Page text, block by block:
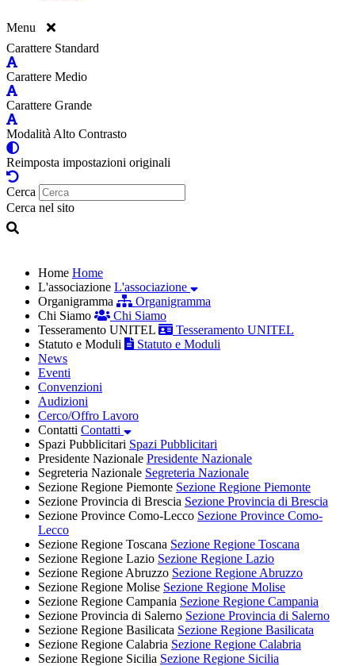
Menu
Carattere Standard
Carattere Medio
Carattere Grande
Modalità Alto Contrasto
Reimposta impostazioni originali
Cerca
Cerca nel sito
Home Home
L'associazione L'associazione
Organigramma
Organigramma
Chi Siamo
Chi Siamo
Tesseramento UNITEL
Tesseramento UNITEL
Statuto e Moduli
Statuto e Moduli
News
Eventi
Convenzioni
Audizioni
Cerco/Offro Lavoro
Contatti Contatti
Spazi Pubblicitari Spazi Pubblicitari
Presidente Nazionale Presidente Nazionale
Segreteria Nazionale Segreteria Nazionale
Sezione Regione Piemonte Sezione Regione Piemonte
Sezione Provincia di Brescia Sezione Provincia di Brescia
Sezione Province Como-Lecco Sezione Province Como-
Lecco
Sezione Regione Toscana Sezione Regione Toscana
Sezione Regione Lazio Sezione Regione Lazio
Sezione Regione Abruzzo Sezione Regione Abruzzo
Sezione Regione Molise Sezione Regione Molise
Sezione Regione Campania Sezione Regione Campania
Sezione Provincia di Salerno Sezione Provincia di Salerno
Sezione Regione Basilicata Sezione Regione Basilicata
Sezione Regione Calabria Sezione Regione Calabria
Sezione Regione Sicilia Sezione Regione Sicilia